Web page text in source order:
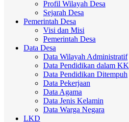
Profil Wilayah Desa
Sejarah Desa
Pemerintah Desa
Visi dan Misi
Pemerintah Desa
Data Desa
Data Wilayah Administratif
Data Pendidikan dalam KK
Data Pendidikan Ditempuh
Data Pekerjaan
Data Agama
Data Jenis Kelamin
Data Warga Negara
LKD